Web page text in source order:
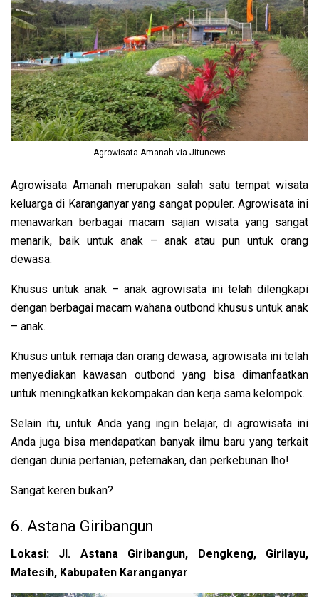
Agrowisata Amanah via Jitunews
Agrowisata Amanah merupakan salah satu tempat wisata
keluarga di Karanganyar yang sangat populer. Agrowisata ini
menawarkan berbagai macam sajian wisata yang sangat
menarik, baik untuk anak – anak atau pun untuk orang
dewasa.
Khusus untuk anak – anak agrowisata ini telah dilengkapi
dengan berbagai macam wahana outbond khusus untuk anak
– anak.
Khusus untuk remaja dan orang dewasa, agrowisata ini telah
menyediakan kawasan outbond yang bisa dimanfaatkan
untuk meningkatkan kekompakan dan kerja sama kelompok.
Selain itu, untuk Anda yang ingin belajar, di agrowisata ini
Anda juga bisa mendapatkan banyak ilmu baru yang terkait
dengan dunia pertanian, peternakan, dan perkebunan lho!
Sangat keren bukan?
6. Astana Giribangun
Lokasi: Jl. Astana Giribangun, Dengkeng, Girilayu,
Matesih, Kabupaten Karanganyar